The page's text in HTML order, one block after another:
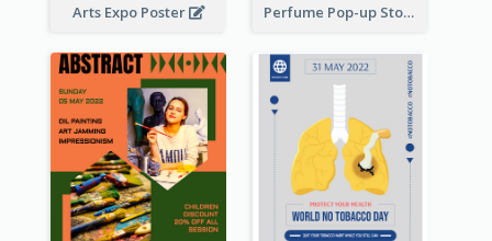
Arts Expo Poster Perfume Pop-up Store Poster